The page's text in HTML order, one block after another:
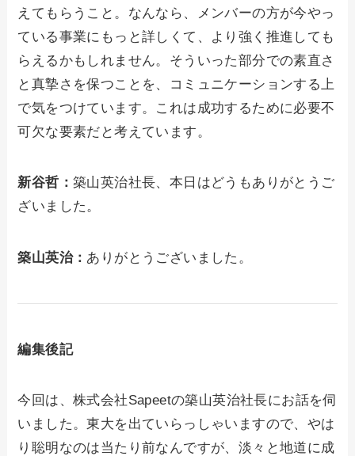
えてもらうこと。なんなら、メンバーの方が今やっ
ている事業にもっと詳しくて、より強く推進しても
らえるかもしれません。そういった部分での素直さ
と真摯さを保つことを、コミュニケーションする上
で気をつけています。これは成功するために必要不
可欠な要素だと考えています。
新谷哲：築山英治社長、本日はどうもありがとうご
ざいました。
築山英治： ありがとうございました。
編集後記
今回は、株式会社Sapeetの築山英治社長にお話を伺
いました。東大を出ていらっしゃいますので、やは
り聡明なのは当たり前なんですが、淡々と地道に成